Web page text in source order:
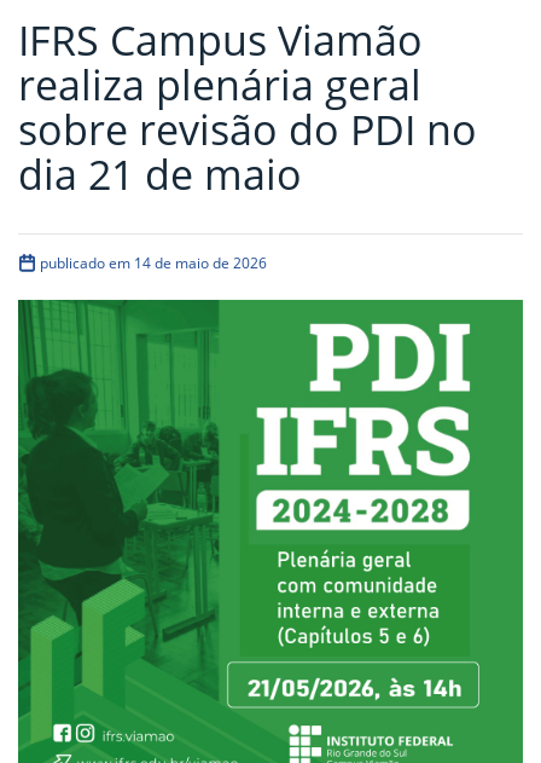
IFRS Campus Viamão
realiza plenária geral
sobre revisão do PDI no
dia 21 de maio
publicado em 14 de maio de 2026